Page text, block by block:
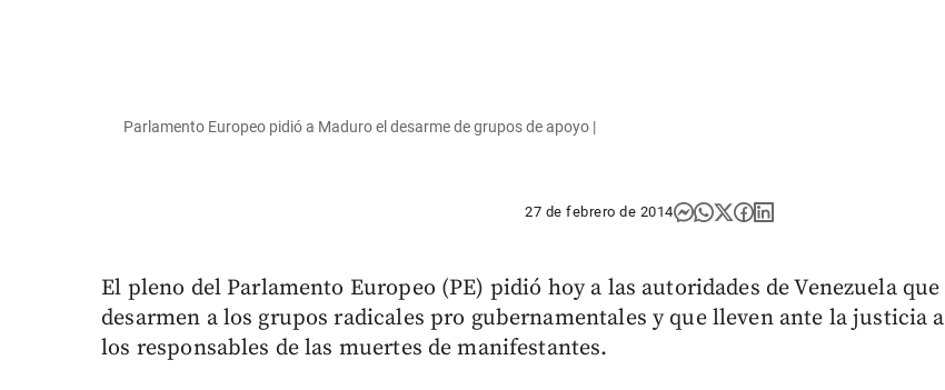
Parlamento Europeo pidió a Maduro el desarme de grupos de apoyo |
27 de febrero de 2014
El pleno del Parlamento Europeo (PE) pidió hoy a las autoridades de Venezuela que
desarmen a los grupos radicales pro gubernamentales y que lleven ante la justicia a
los responsables de las muertes de manifestantes.